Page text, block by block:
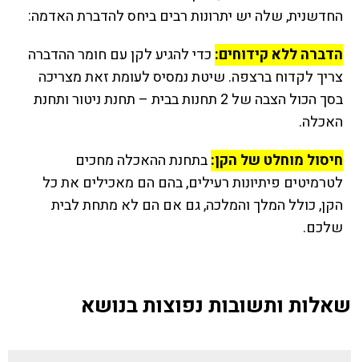
החדשנית, שלה יש יתרונות רבים ביחס להדברת האדמה:
הדברה ללא קידוחים: כדי להגיע לקן עם חומר ההדברה
צריך לקדוח ברצפה. שיטת נמסיס לעומת זאת מצריכה
בסך הכול הצבה של 2 תחנות בבית – תחנת ניטור ותחנת
האכלה.
חיסול מוחלט של הקן:בתחנת ההאכלה מחכים
לטרמיטים פיתיונות רעילים, בהם הם מאכילים את כל
הקן, כולל המלך והמלכה, גם אם הם לא מתחת לבית
שלכם.
שאלות ותשובות נפוצות בנושא